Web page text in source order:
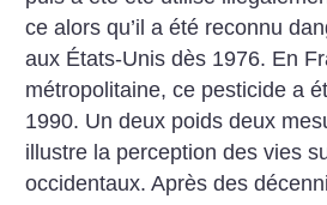
ce alors qu’il a été reconnu
aux États-Unis dès 1976. En
métropolitaine, ce pesticide a
1990. Un deux poids deux
illustre la perception des vies
occidentaux. Après des